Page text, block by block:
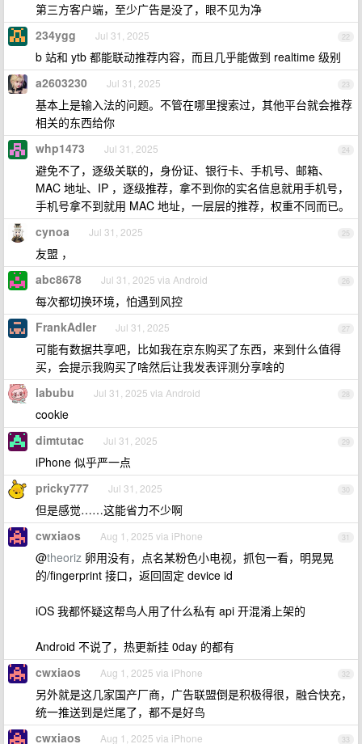
第三方客户端，至少广告是没了，眼不见为净
22
234ygg Jul 31, 2025
b 站和 ytb 都能联动推荐内容，而且几乎能做到 realtime 级别
23
a2603230 Jul 31, 2025
基本上是输入法的问题。不管在哪里搜索过，其他平台就会推荐
相关的东西给你
24
whp1473 Jul 31, 2025
避免不了，逐级关联的，身份证、银行卡、手机号、邮箱、
MAC 地址、IP ，逐级推荐，拿不到你的实名信息就用手机号，
手机号拿不到就用 MAC 地址，一层层的推荐，权重不同而已。
25
cynoa Jul 31, 2025
友盟 ，
26
abc8678 Jul 31, 2025 via Android
每次都切换环境，怕遇到风控
27
FrankAdler Jul 31, 2025
可能有数据共享吧，比如我在京东购买了东西，来到什么值得
买，会提示我购买了啥然后让我发表评测分享啥的
28
labubu Jul 31, 2025 via Android
cookie
29
dimtutac Jul 31, 2025
iPhone 似乎严一点
30
pricky777 Jul 31, 2025
但是感觉……这能省力不少啊
31
cwxiaos Aug 1, 2025 via iPhone
@theoriz 卵用没有，点名某粉色小电视，抓包一看，明晃晃
的/fingerprint 接口，返回固定 device id
iOS 我都怀疑这帮鸟人用了什么私有 api 开混淆上架的
Android 不说了，热更新挂 0day 的都有
32
cwxiaos Aug 1, 2025 via iPhone
另外就是这几家国产厂商，广告联盟倒是积极得很，融合快充，
统一推送到是烂尾了，都不是好鸟
33
cwxiaos Aug 1, 2025 via iPhone